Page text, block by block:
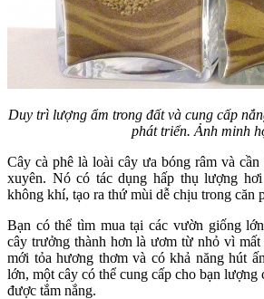
Duy trì lượng ẩm trong đất và cung cấp
phát triển. Ảnh minh
Cây cà phê là loài cây ưa bóng râm và
xuyên. Nó có tác dụng hấp thụ lượng
không khí, tạo ra thứ mùi dễ chịu trong căn
Bạn có thể tìm mua tại các vườn giống
cây trưởng thành hơn là ươm từ nhỏ vì
mới tỏa hương thơm và có khả năng hút
lớn, một cây có thể cung cấp cho bạn lượng
được tắm nắng.